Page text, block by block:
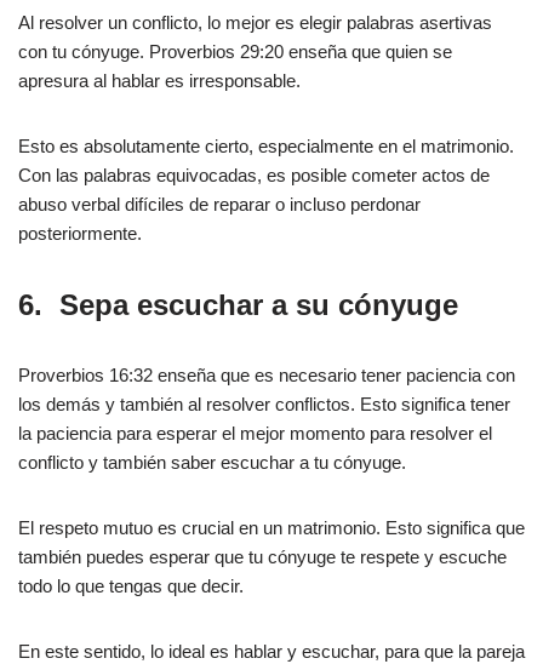
Al resolver un conflicto, lo mejor es elegir palabras asertivas
con tu cónyuge. Proverbios 29:20 enseña que quien se
apresura al hablar es irresponsable.
Esto es absolutamente cierto, especialmente en el matrimonio.
Con las palabras equivocadas, es posible cometer actos de
abuso verbal difíciles de reparar o incluso perdonar
posteriormente.
6. Sepa escuchar a su cónyuge
Proverbios 16:32 enseña que es necesario tener paciencia con
los demás y también al resolver conflictos. Esto significa tener
la paciencia para esperar el mejor momento para resolver el
conflicto y también saber escuchar a tu cónyuge.
El respeto mutuo es crucial en un matrimonio. Esto significa que
también puedes esperar que tu cónyuge te respete y escuche
todo lo que tengas que decir.
En este sentido, lo ideal es hablar y escuchar, para que la pareja